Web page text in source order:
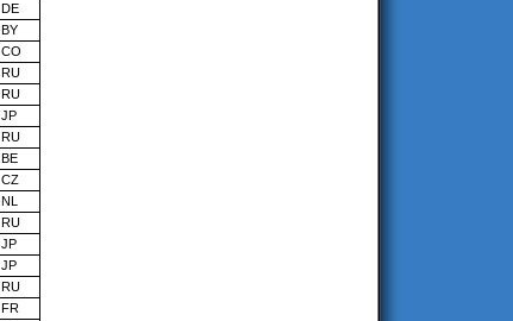
DE
BY
CO
RU
RU
JP
RU
BE
CZ
NL
RU
JP
JP
RU
FR